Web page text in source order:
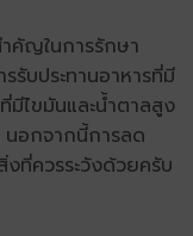
คัญในการรักษา
รับประทานอาหารที่มี
มีไขมันและน้ำตาลสูง
นอกจากนี้การลด
งที่ควรระวังด้วยครับ